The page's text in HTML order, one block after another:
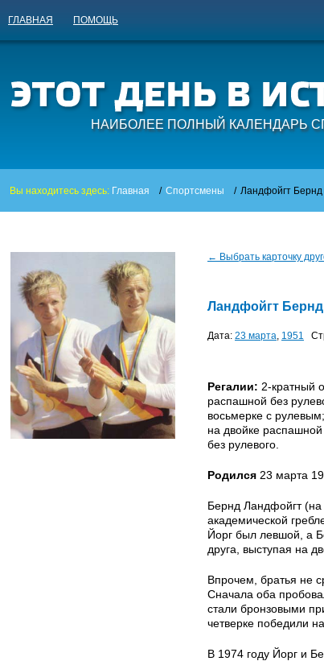
ГЛАВНАЯ ПОМОЩЬ
НАИБОЛЕЕ ПОЛНЫЙ КАЛЕНДАРЬ
Вы находитесь здесь: Главная / Спортсмены / Ландфойгт Бернд
← Выбрать карточку
Ландфойгт Бернд
Дата: 23 марта, 1951
Регалии: 2-кратный
распашной без
восьмерке с
на двойке
без рулевого.
Родился 23 марта
Бернд Ландфойгт (на
академической
Йорг был левшой, а
друга, выступая на
Впрочем, братья не
Сначала оба
стали бронзовыми
четверке победили
В 1974 году Йорг и